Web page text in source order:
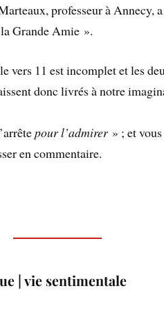
professeur à Annecy,
Grande Amie ».
vers 11 est incomplet et les
donc livrés à notre
pour l’admirer» ; et vous
en commentaire.
| vie sentimentale